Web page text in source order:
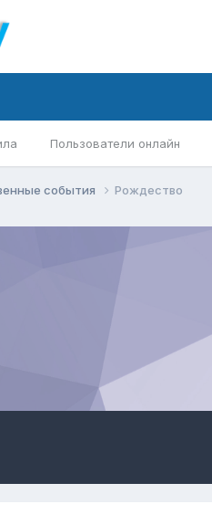
Пользователи онлайн
события Pождество